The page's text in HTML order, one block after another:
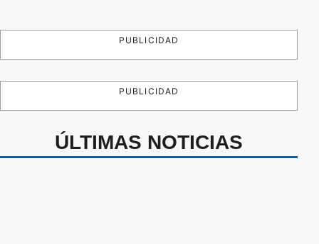
PUBLICIDAD
PUBLICIDAD
ÚLTIMAS NOTICIAS